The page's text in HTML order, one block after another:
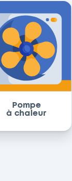
Pompe
à chaleur